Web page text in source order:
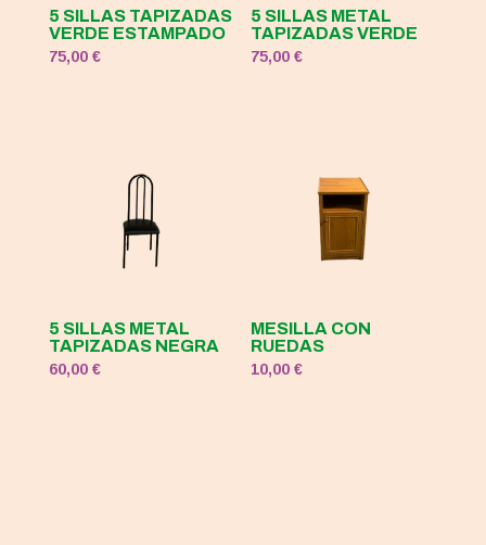
5 SILLAS TAPIZADAS
VERDE ESTAMPADO
75,00 €
5 SILLAS METAL
TAPIZADAS VERDE
75,00€
5 SILLAS METAL
TAPIZADAS NEGRA
60,00 €
MESILLA CON
RUEDAS
10,00€